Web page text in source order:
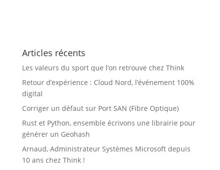
Articles récents
Les valeurs du sport que l’on retrouve chez Think
Retour d’expérience : Cloud Nord, l’événement 100%
digital
Corriger un défaut sur Port SAN (Fibre Optique)
Rust et Python, ensemble écrivons une librairie pour
générer un Geohash
Arnaud, Administrateur Systèmes Microsoft depuis
10 ans chez Think !